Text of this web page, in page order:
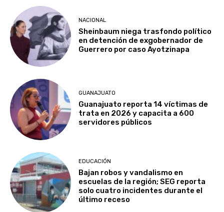
NACIONAL
Sheinbaum niega trasfondo político
en detención de exgobernador de
Guerrero por caso Ayotzinapa
GUANAJUATO
Guanajuato reporta 14 víctimas de
trata en 2026 y capacita a 600
servidores públicos
EDUCACIÓN
Bajan robos y vandalismo en
escuelas de la región; SEG reporta
solo cuatro incidentes durante el
último receso